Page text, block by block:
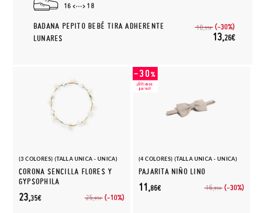
16 18
BADANA PEPITO BEBÉ TIRA ADHERENTE
LUNARES
18,95€ (-30%)
13,26€
(3 COLORES) (TALLA UNICA - UNICA)
CORONA SENCILLA FLORES Y
GYPSOPHILA
25,95€ (-10%)
23,35€
(4 COLORES) (TALLA UNICA - UNICA)
PAJARITA NIÑO LINO
16,95€ (-30%)
11,86€